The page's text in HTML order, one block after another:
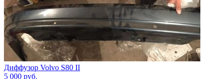
Диффузор Volvo S80 II
5 000 руб.